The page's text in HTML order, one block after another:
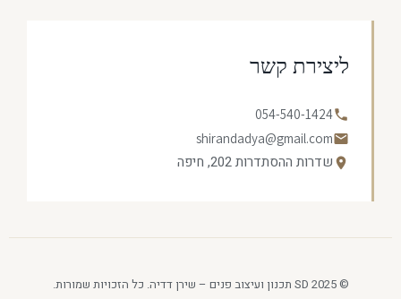
ליצירת קשר
054-540-1424
shirandadya@gmail.com
שדרות ההסתדרות 202, חיפה
© 2025 SD תכנון ועיצוב פנים – שירן דדיה. כל הזכויות שמורות.